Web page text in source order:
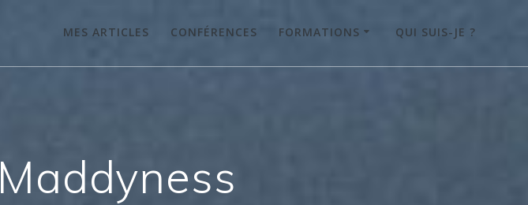
MES ARTICLES CONFÉRENCES FORMATIONS QUI SUIS-JE ?
Maddyness